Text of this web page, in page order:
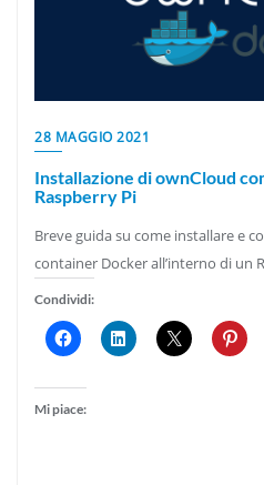
28 MAGGIO 2021
Installazione di ownCloud
Raspberry Pi
Breve guida su come installare e
container Docker all’interno di un
Condividi:
Mi piace: